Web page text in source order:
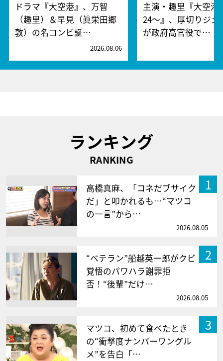
ドラマ『大空港』、万智
（趣里）＆早見（眞栄田郷
敦）の名コンビ誕…
2026.08.06
主演・趣里『大空港
24～』、厚切りジェ
が政府高官役で…
ランキング
RANKING
1
高橋真麻、「コネだブサイク
だ」と叩かれるも…“マツコ
の一言”から…
2026.08.05
2
“ベテラン”船越英一郎がクビ
覚悟のパワハラ謝罪拒
否！“後輩”だけ…
2026.08.05
3
マツコ、初めて食べたとき
の“衝撃度ナンバーワングル
メ”を告白「…